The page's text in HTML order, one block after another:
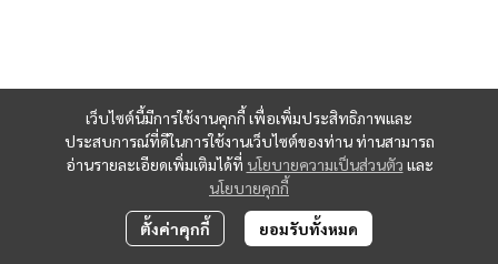
เว็บไซต์นี้มีการใช้งานคุกกี้ เพื่อเพิ่มประสิทธิภาพและ
ประสบการณ์ที่ดีในการใช้งานเว็บไซต์ของท่าน ท่านสามารถ
อ่านรายละเอียดเพิ่มเติมได้ที่ นโยบายความเป็นส่วนตัว และ
นโยบายคุกกี้
ตั้งค่าคุกกี้ ยอมรับทั้งหมด